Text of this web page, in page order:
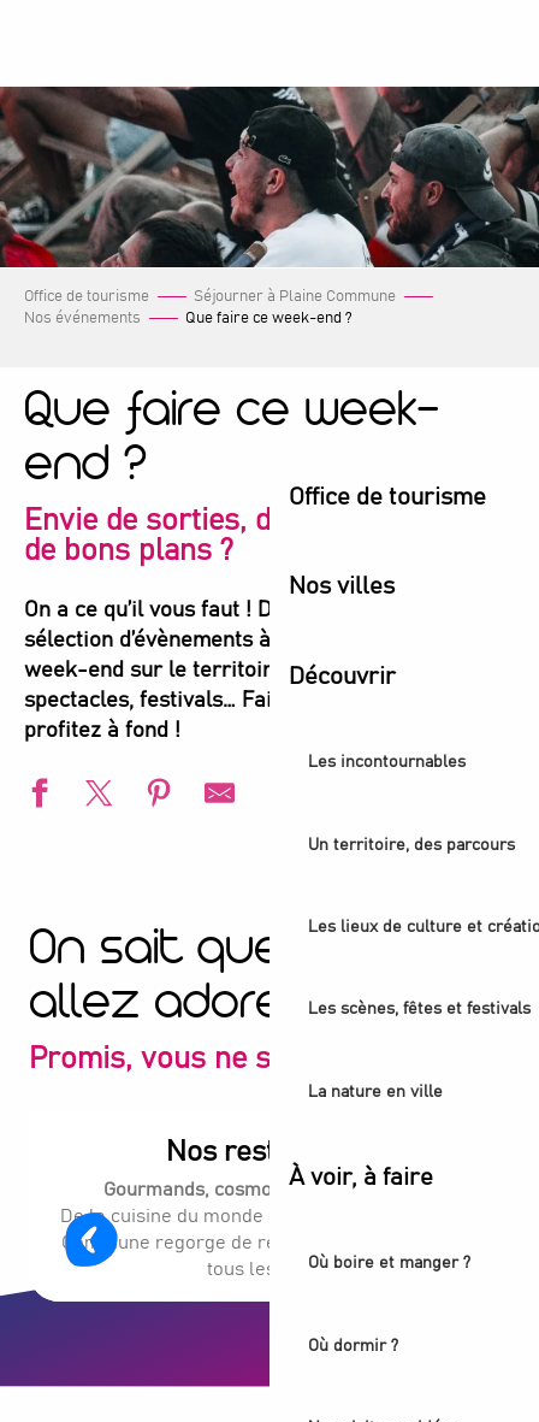
principal
Office de tourisme
Nos villes
Découvrir
Les incontournables
Un territoire, des parcours
Les lieux de culture et
Les scènes, fêtes et festivals
La nature en ville
À voir, à faire
Où boire et manger ?
Où dormir ?
Office de tourisme
Séjourner à Plaine Commune
Nos événements
Que faire ce week-end ?
Que faire ce week-
end ?
Envie de sorties, de découvertes et
de bons plans ?
On a ce qu’il vous faut ! Découvrez notre
sélection d’évènements à ne pas manquer ce
week-end sur le territoire : concerts, expos,
spectacles, festivals… Faites votre choix et
profitez à fond !
Balade urbaine - Exploration du Parc de l'Ile-Saint-Denis
Visite guidée - Ciné-balade aux Puces
Visite guidée - L'ancienne abbaye royale, coeur battant du
Exposition Ya Rayi ! Une histoire de la musique raï
Visite-atelier - La basilique cathédrale de Saint-Denis et
On sait que vous
allez adorer
Promis, vous ne serez pas déçu
Nos restaurants
Gourmands, cosmopolites, conviviaux.
De la cuisine du monde aux spots locaux, Plaine
Commune regorge de restaurants sympas pour
tous les goûts.